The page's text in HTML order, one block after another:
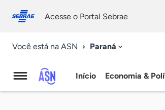
conosco
Acesse o Portal Sebrae
Você está na ASN Paraná
Agência
Início Economia &